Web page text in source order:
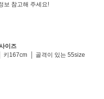
보 참고해 주세요!
이즈
키167cm │ 골격이 있는 55size